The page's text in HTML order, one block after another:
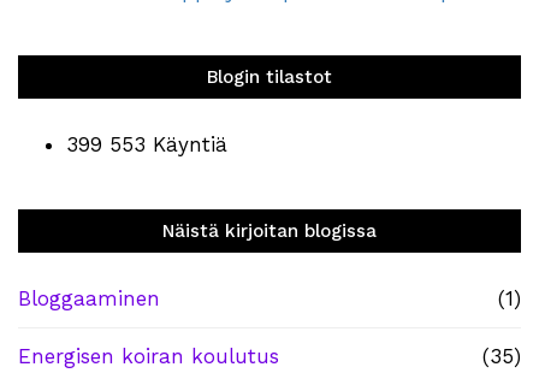
Blogin tilastot
399 553 Käyntiä
Näistä kirjoitan blogissa
Bloggaaminen (1)
Energisen koiran koulutus (35)